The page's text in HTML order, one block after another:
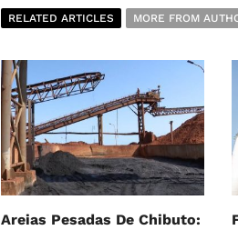
RELATED ARTICLES MORE FROM
Areias Pesadas De Chibuto: